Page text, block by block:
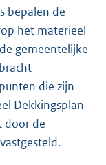
bepalen de
het materieel
gemeentelijke
die zijn
Dekkingsplan
door de